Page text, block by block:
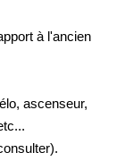
à l'ancien
ascenseur,